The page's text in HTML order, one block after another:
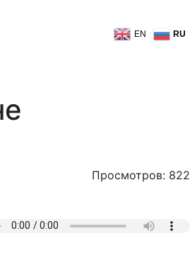
EN RU
Просмотров: 822